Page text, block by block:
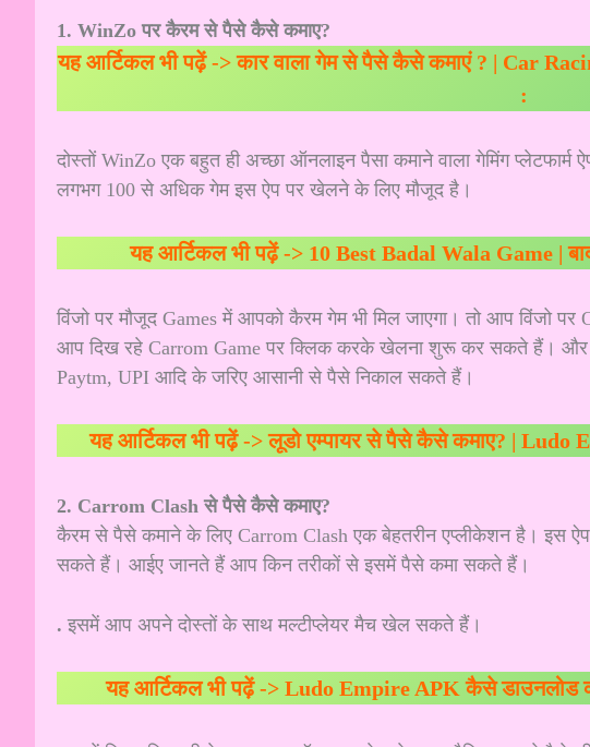
1. WinZo पर कैरम से पैसे कैसे कमाए?
यह आर्टिकल भी पढ़ें ->कार वाला गेम से पैसे कैसे कमाएं ? | Car
:
दोस्तों WinZo एक बहुत ही अच्छा ऑनलाइन पैसा कमाने वाला गेमिंग
लगभग 100 से अधिक गेम इस ऐप पर खेलने के लिए मौजूद है।
यह आर्टिकल भी पढ़ें -> 10 Best Badal Wala Game |
विंजो पर मौजूद Games में आपको कैरम गेम भी मिल जाएगा। तो आप विंजो
आप दिख रहे Carrom Game पर क्लिक करके खेलना शुरू कर सकते हैं।
Paytm, UPI आदि के जरिए आसानी से पैसे निकाल सकते हैं।
यह आर्टिकल भी पढ़ें ->लूडो एम्पायर से पैसे कैसे कमाए? |
2. Carrom Clash से पैसे कैसे कमाए?
कैरम से पैसे कमाने के लिए Carrom Clash एक बेहतरीन एप्लीकेशन है।
सकते हैं। आईए जानते हैं आप किन तरीकों से इसमें पैसे कमा सकते हैं।
.इसमें आप अपने दोस्तों के साथ मल्टीप्लेयर मैच खेल सकते हैं।
यह आर्टिकल भी पढ़ें -> Ludo Empire APK कैसे डाउनलोड